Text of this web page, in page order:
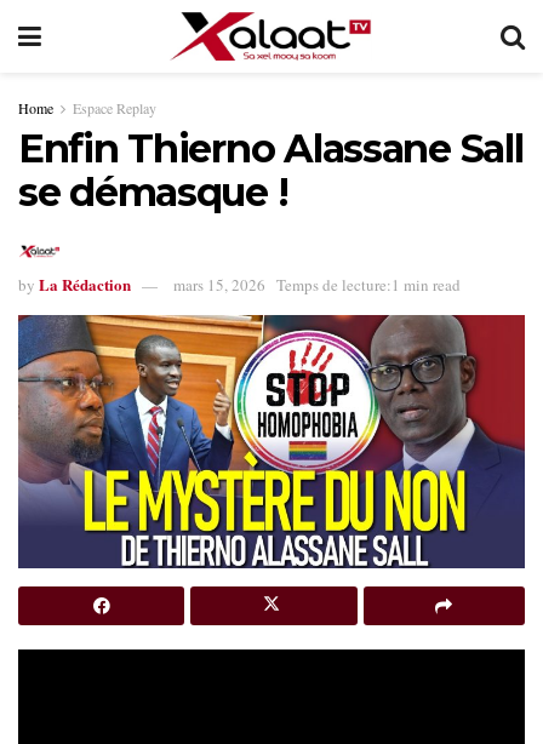
Home Espace Replay
Enfin Thierno Alassane Sall
se démasque !
by La Rédaction mars 15, 2026 Temps de lecture:1 min read